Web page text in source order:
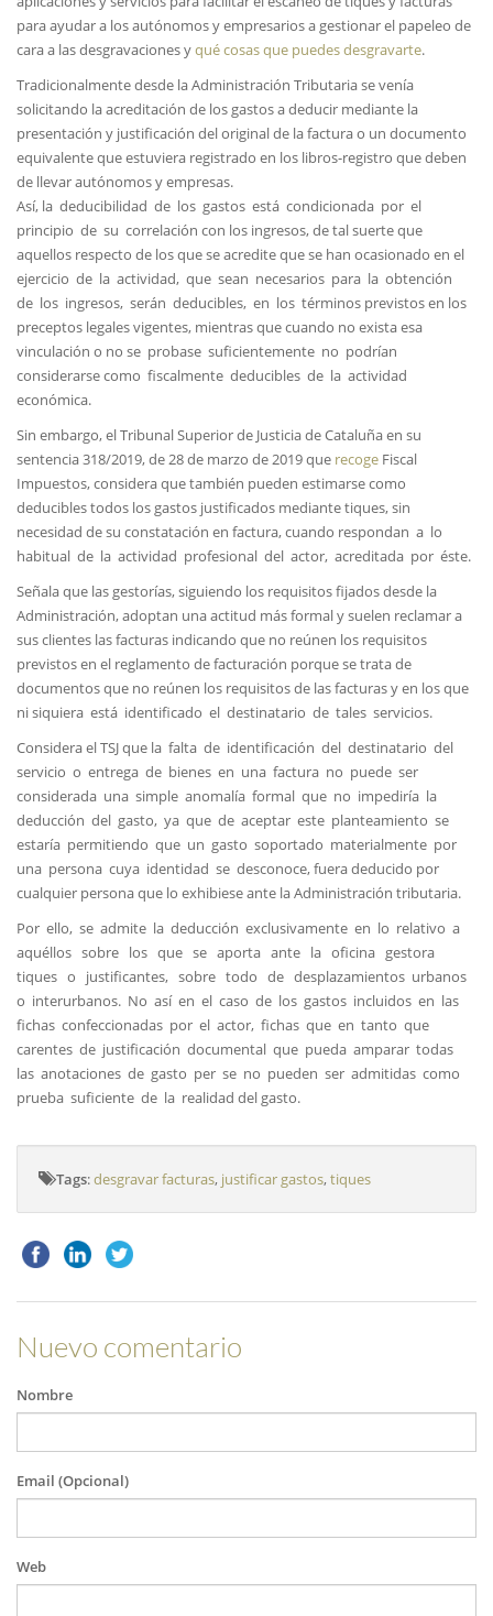
para ayudar a los autónomos y empresarios a gestionar el papeleo de
cara a las desgravaciones yqué cosas que puedes desgravarte.
Tradicionalmente desde la Administración Tributaria se venía
solicitando la acreditación de los gastos a deducir mediante la
presentación y justificación del original de la factura o un documento
equivalente que estuviera registrado en los libros-registro que deben
de llevar autónomos y empresas.
Así, la deducibilidad de los gastos está condicionada por el
principio de su correlación con los ingresos, de tal suerte que
aquellos respecto de los que se acredite que se han ocasionado en el
ejercicio de la actividad, que sean necesarios para la obtención
de los ingresos, serán deducibles, en los términos previstos en los
preceptos legales vigentes, mientras que cuando no exista esa
vinculación o no se probase suficientemente no podrían
considerarse como fiscalmente deducibles de la actividad
económica.
Sin embargo, el Tribunal Superior de Justicia de Cataluña en su
sentencia 318/2019, de 28 de marzo de 2019 que recoge Fiscal
Impuestos, considera que también pueden estimarse como
deducibles todos los gastos justificados mediante tiques, sin
necesidad de su constatación en factura, cuando respondan a lo
habitual de la actividad profesional del actor, acreditada por éste.
Señala que las gestorías, siguiendo los requisitos fijados desde la
Administración, adoptan una actitud más formal y suelen reclamar a
sus clientes las facturas indicando que no reúnen los requisitos
previstos en el reglamento de facturación porque se trata de
documentos que no reúnen los requisitos de las facturas y en los que
ni siquiera está identificado el destinatario de tales servicios.
Considera el TSJ que la falta de identificación del destinatario del
servicio o entrega de bienes en una factura no puede ser
considerada una simple anomalía formal que no impediría la
deducción del gasto, ya que de aceptar este planteamiento se
estaría permitiendo que un gasto soportado materialmente por
una persona cuya identidad se desconoce, fuera deducido por
cualquier persona que lo exhibiese ante la Administración tributaria.
Por ello, se admite la deducción exclusivamente en lo relativo a
aquéllos sobre los que se aporta ante la oficina gestora
tiques o justificantes, sobre todo de desplazamientos urbanos
o interurbanos. No así en el caso de los gastos incluidos en las
fichas confeccionadas por el actor, fichas que en tanto que
carentes de justificación documental que pueda amparar todas
las anotaciones de gasto per se no pueden ser admitidas como
prueba suficiente de la realidad del gasto.
Tags:desgravar facturas, justificar gastos,tiques
Nuevo comentario
Nombre
Email (Opcional)
Web